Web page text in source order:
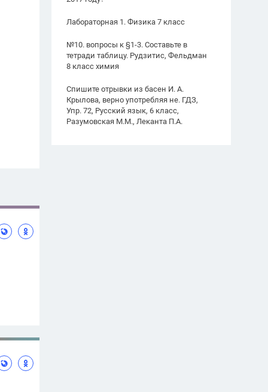
Лабораторная 1. Физика 7 класс
№10. вопросы к §1-3. Составьте в
тетради таблицу. Рудзитис, Фельдман
8 класс химия
Спишите отрывки из басен И. А.
Крылова, верно употребляя не. ГДЗ,
Упр. 72, Русский язык, 6 класс,
Разумовская М.М., Леканта П.А.